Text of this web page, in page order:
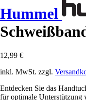
Hummel
12,99 €
inkl. MwSt. zzgl.
Entdecken Sie das
für optimale Unterstützung